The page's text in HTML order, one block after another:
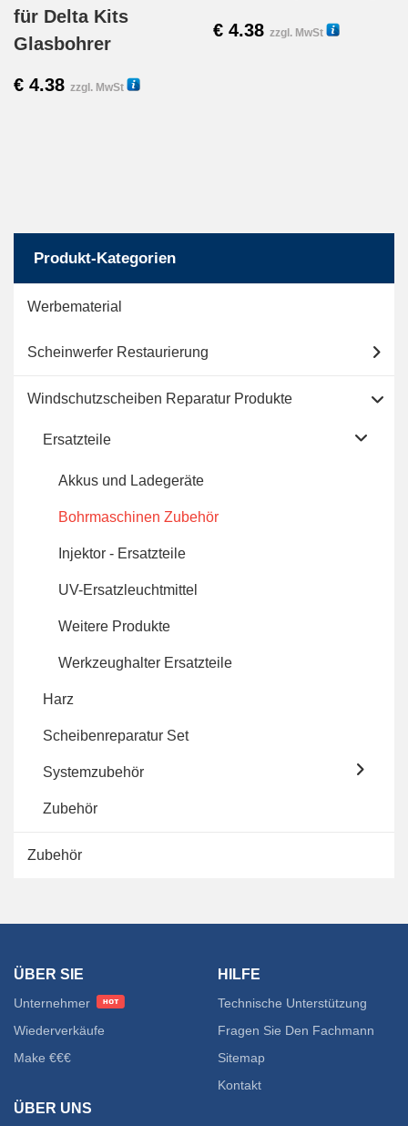
für Delta Kits
Glasbohrer
€ 4.38 zzgl. MwSt
€ 4.38 zzgl. MwSt
Produkt-Kategorien
Scheinwerfer Restaurierung
Werbematerial
Windschutzscheiben Reparatur Produkte
Ersatzteile
Akkus und Ladegeräte
Bohrmaschinen Zubehör
Injektor - Ersatzteile
UV-Ersatzleuchtmittel
Weitere Produkte
Werkzeughalter Ersatzteile
Harz
Scheibenreparatur Set
Systemzubehör
Zubehör
Zubehör
ÜBER SIE
Unternehmer
Wiederverkäufe
Make €€€
ÜBER UNS
HILFE
Technische Unterstützung
Fragen Sie Den Fachmann
Sitemap
Kontakt